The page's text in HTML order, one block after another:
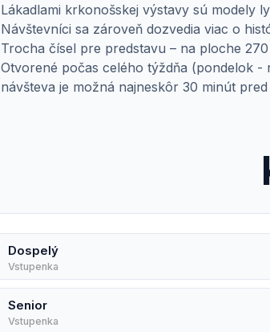
Lákadlami krkonošskej výstavy sú modely
Návštevníci sa zároveň dozvedia viac o
Trocha čísel pre predstavu – na ploche
Otvorené počas celého týždňa (pondelok -
návšteva je možná najneskôr 30 minút
Dospelý
Vstupenka
Senior
Vstupenka